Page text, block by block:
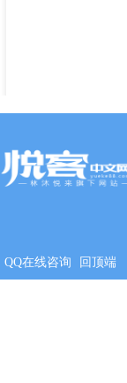
QQ在线咨询 回顶端